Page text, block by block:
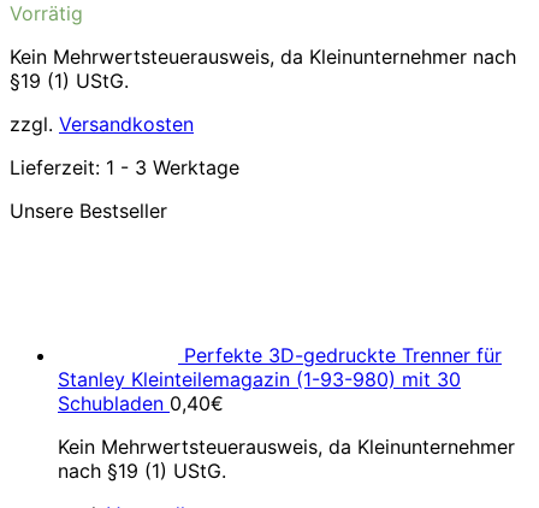
Vorrätig
Kein Mehrwertsteuerausweis, da Kleinunternehmer nach
§19 (1) UStG.
zzgl. Versandkosten
Lieferzeit: 1 - 3 Werktage
Unsere Bestseller
Perfekte 3D-gedruckte Trenner für
Stanley Kleinteilemagazin (1-93-980) mit 30
Schubladen 0,40€
Kein Mehrwertsteuerausweis, da Kleinunternehmer
nach §19 (1) UStG.